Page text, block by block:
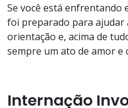
Se você está enfrentando
foi preparado para ajudar
orientação e, acima de
sempre um ato de amor e
Internação